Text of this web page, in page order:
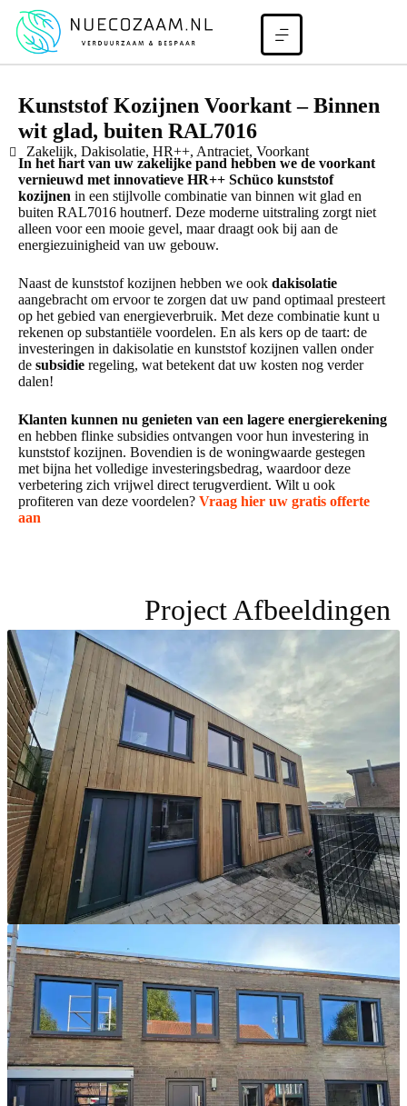
Kunststof Kozijnen Voorkant – Binnen
wit glad, buiten RAL7016
Zakelijk, Dakisolatie, HR++, Antraciet, Voorkant
In het hart van uw zakelijke pand hebben we de voorkant
vernieuwd met innovatieve HR++ Schüco kunststof
kozijnen in een stijlvolle combinatie van binnen wit glad en
buiten RAL7016 houtnerf. Deze moderne uitstraling zorgt niet
alleen voor een mooie gevel, maar draagt ook bij aan de
energiezuinigheid van uw gebouw.
Naast de kunststof kozijnen hebben we ook dakisolatie
aangebracht om ervoor te zorgen dat uw pand optimaal presteert
op het gebied van energieverbruik. Met deze combinatie kunt u
rekenen op substantiële voordelen. En als kers op de taart: de
investeringen in dakisolatie en kunststof kozijnen vallen onder
de subsidie regeling, wat betekent dat uw kosten nog verder
dalen!
Klanten kunnen nu genieten van een lagere energierekening
en hebben flinke subsidies ontvangen voor hun investering in
kunststof kozijnen. Bovendien is de woningwaarde gestegen
met bijna het volledige investeringsbedrag, waardoor deze
verbetering zich vrijwel direct terugverdient. Wilt u ook
profiteren van deze voordelen? Vraag hier uw gratis offerte
aan
Project Afbeeldingen